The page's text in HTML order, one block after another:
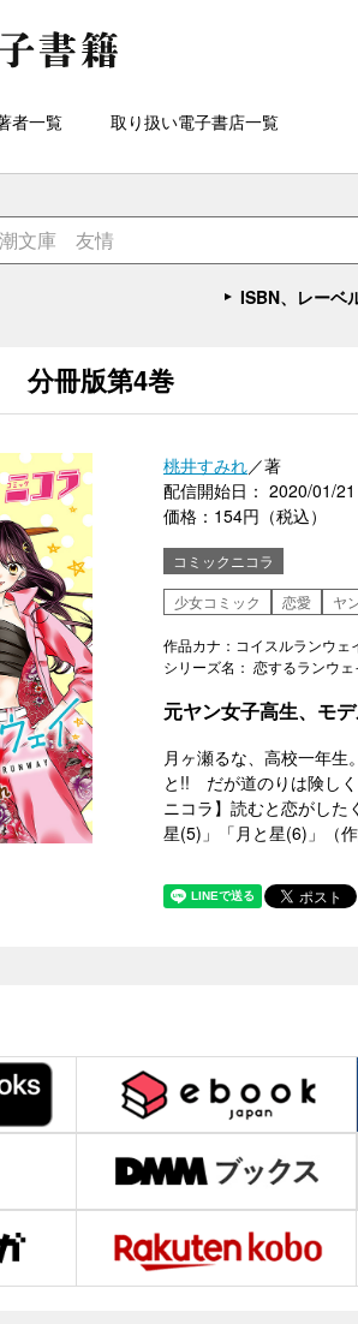
者一覧 取り扱い電子書店一覧
ISBN、レーベ
分冊版第4巻
桃井すみれ／著
配信開始日： 2020/01/21
価格：154円（税込）
コミックニコラ
少女コミック
恋愛 ヤ
作品カナ：コイスルランウェ
シリーズ名： 恋するランウ
元ヤン女子高生、モ
月ヶ瀬るな、高校一年生
と!! だが道のりは険し
ニコラ】読むと恋がし
星(5)」「月と星(6)」（